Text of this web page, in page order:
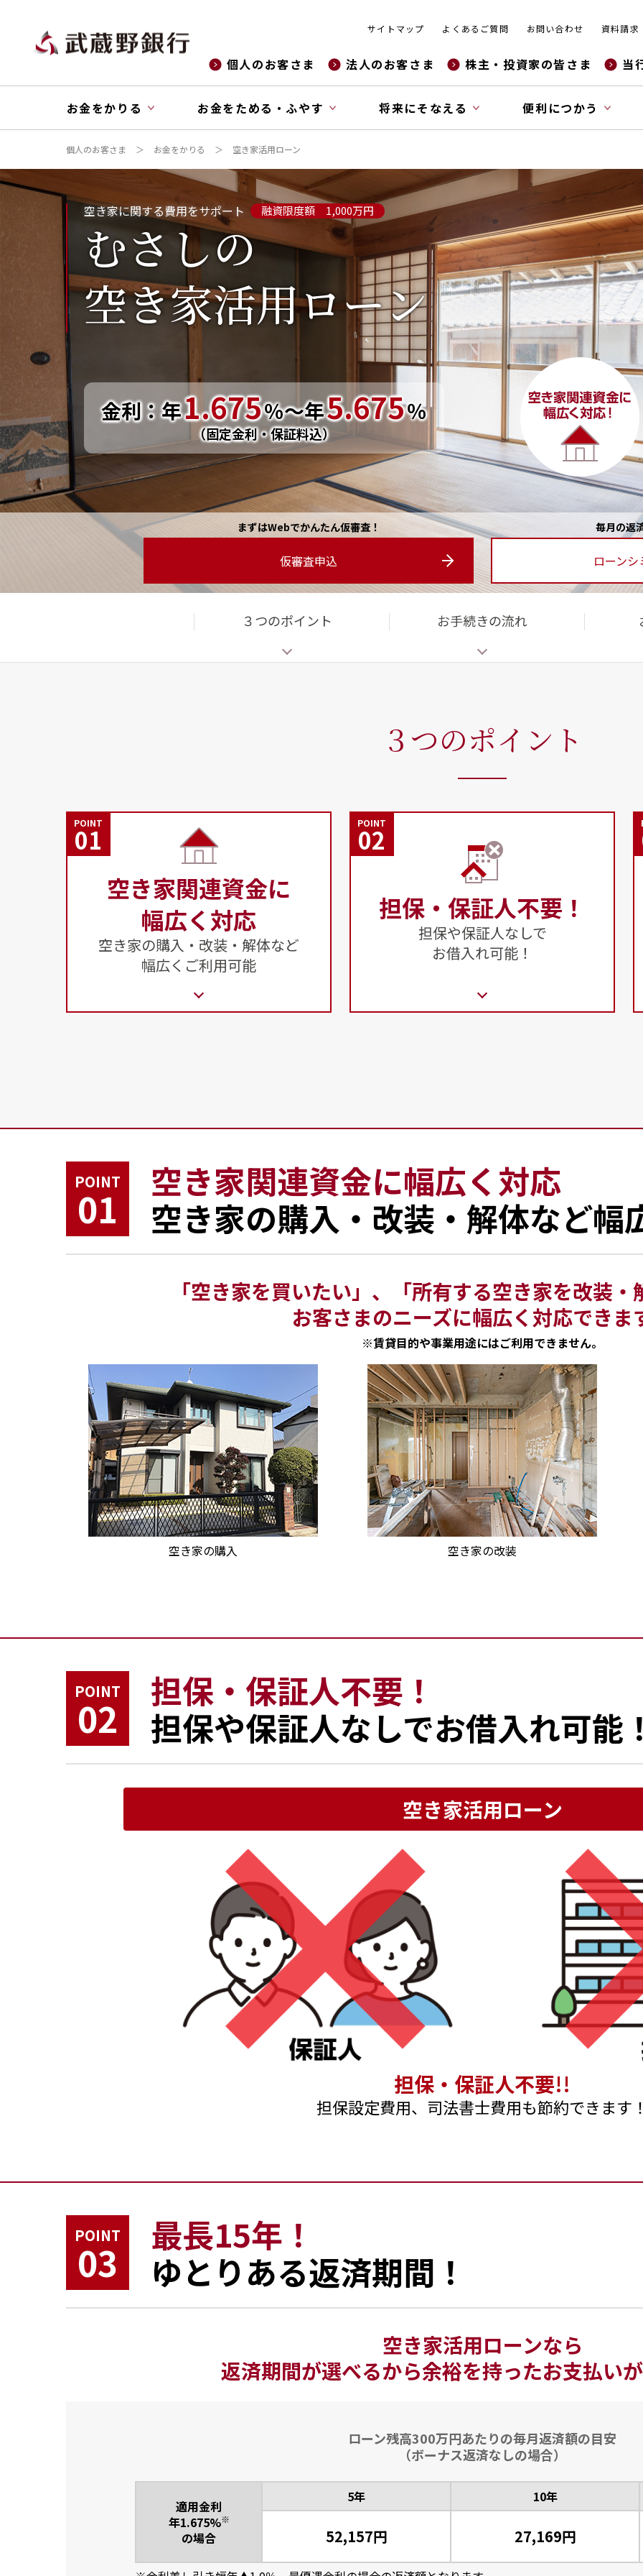
サイトマップ よくあるご質問 お問い合わせ 資料請求
個人のお客さま 法人のお客さま 株主・投資家の皆さま 当
お金をかりる お金をためる・ふやす 将来にそなえる 便利につかう
個人のお客さま お金をかりる 空き家活用ローン
空き家に関する費用をサポート 融資限度額 1,000万円
むさしの
空き家活用ローン
金利：年1.675％～年5.675％
（固定金利・保証料込）
まずはWebでかんたん仮審査！
仮審査申込
毎⽉の返
ローンシ
３つのポイント お⼿続きの流れ
３つのポイント
POINT
01
空き家関連資金に
幅広く対応
空き家の購入・改装・解体など
幅広くご利用可能
POINT
02
担保・保証人不要！
担保や保証人なしで
お借入れ可能！
POINT
01
空き家関連資金に幅広く対応
空き家の購入・改装・解体など幅
「空き家を買いたい」、「所有する空き家を改装
お客さまのニーズに幅広く対応できま
※賃貸目的や事業用途にはご利用できません。
空き家の購入 空き家の改装
POINT
02
担保・保証人不要！
担保や保証人なしでお借入れ可能
空き家活用ローン
担保・保証人不要!!
担保設定費用、司法書士費用も節約できます
POINT
03
最長15年！
ゆとりある返済期間！
空き家活用ローンなら
返済期間が選べるから余裕を持ったお支払い
ローン残高300万円あたりの毎月返済額の目安
（ボーナス返済なしの場合）
適⽤⾦利
年1.675%※
の場合
5年 10年
52,157円 27,169円